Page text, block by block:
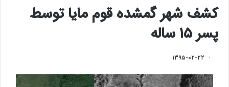
کشف شهر گمشده قوم مایا توسط
پسر ۱۵ ساله
۱۳۹۵-۰۲-۲۲